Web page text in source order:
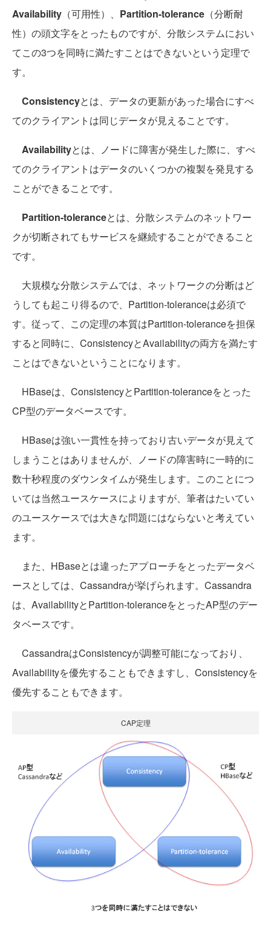
Availability （可用性）、 Partition-tolerance （分断耐
性）の頭文字をとったものですが、分散システムにおい
てこの3つを同時に満たすことはできないという定理で
す。
Consistencyとは、データの更新があった場合にすべ
てのクライアントは同じデータが見えることです。
Availabilityとは、ノードに障害が発生した際に、すべ
てのクライアントはデータのいくつかの複製を発見する
ことができることです。
Partition-toleranceとは、分散システムのネットワー
クが切断されてもサービスを継続することができること
です。
大規模な分散システムでは、ネットワークの分断はど
うしても起こり得るので、Partition-toleranceは必須で
す。従って、この定理の本質はPartition-toleranceを担保
すると同時に、ConsistencyとAvailabilityの両方を満たす
ことはできないということになります。
HBaseは、ConsistencyとPartition-toleranceをとった
CP型のデータベースです。
HBaseは強い一貫性を持っており古いデータが見えて
しまうことはありませんが、ノードの障害時に一時的に
数十秒程度のダウンタイムが発生します。このことにつ
いては当然ユースケースによりますが、筆者はたいてい
のユースケースでは大きな問題にはならないと考えてい
ます。
また、HBaseとは違ったアプローチをとったデータベ
ースとしては、Cassandraが挙げられます。Cassandra
は、AvailabilityとPartition-toleranceをとったAP型のデー
タベースです。
CassandraはConsistencyが調整可能になっており、
Availabilityを優先することもできますし、Consistencyを
優先することもできます。
CAP定理